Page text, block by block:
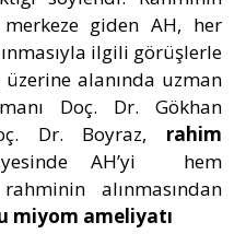
giden AH, her
ilgili görüşlerle
üzerine alanında uzman
Doç. Dr. Gökhan
Dr. Boyraz, rahim
AH’yi hem
alınmasından
miyom ameliyatı